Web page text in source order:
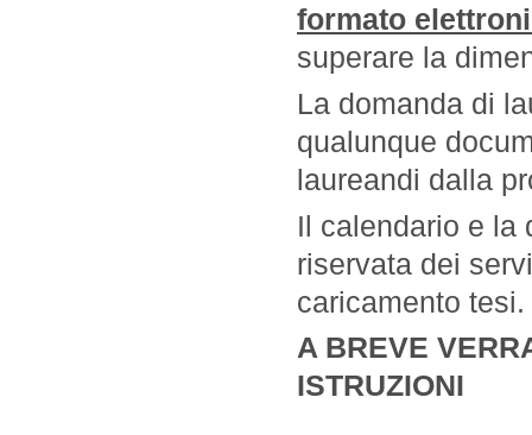
formato
superare la
La domanda di
qualunque
laureandi dalla
Il calendario e la
riservata dei
caricamento tesi.
A BREVE
ISTRUZIONI